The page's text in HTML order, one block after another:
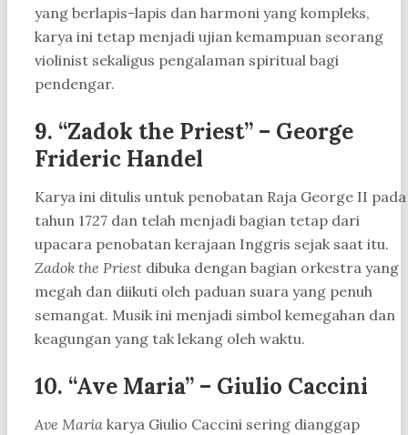
yang berlapis-lapis dan harmoni yang kompleks,
karya ini tetap menjadi ujian kemampuan seorang
violinist sekaligus pengalaman spiritual bagi
pendengar.
9. “Zadok the Priest” – George
Frideric Handel
Karya ini ditulis untuk penobatan Raja George II pada
tahun 1727 dan telah menjadi bagian tetap dari
upacara penobatan kerajaan Inggris sejak saat itu.
Zadok the Priest dibuka dengan bagian orkestra yang
megah dan diikuti oleh paduan suara yang penuh
semangat. Musik ini menjadi simbol kemegahan dan
keagungan yang tak lekang oleh waktu.
10. “Ave Maria” – Giulio Caccini
Ave Maria karya Giulio Caccini sering dianggap